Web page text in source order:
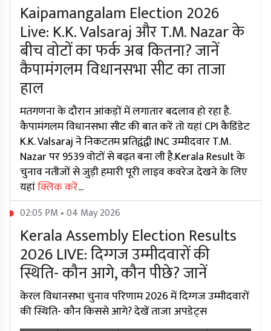
Kaipamangalam Election 2026
Live: K.K. Valsaraj और T.M. Nazar के
बीच वोटों का फर्क अब कितना? जानें
कैपामंगलम विधानसभा सीट का ताजा
हाल
मतगणना के दौरान आंकड़ों में लगातार बदलाव हो रहा है.
कैपामंगलम विधानसभा सीट की बात करें तो यहां CPI कैडिंडेट
K.K. Valsaraj ने निकटतम प्रतिद्वंद्वी INC उम्मीदवार T.M.
Nazar पर 9539 वोटों से बढ़त बना ली है.Kerala Result के
चुनाव नतीजों से जुड़ी हमारी पूरी लाइव कवरेज देखने के लिए
यहांक्लिक करें...
02:05 PM • 04 May 2026
Kerala Assembly Election Results
2026 LIVE: दिग्गज उम्मीदवारों की
स्थिति- कौन आगे, कौन पीछे? जानें
केरल विधानसभा चुनाव परिणाम 2026 में दिग्गज उम्मीदवारों
की स्थिति- कौन किससे आगे? देखें ताजा अपडेट्स